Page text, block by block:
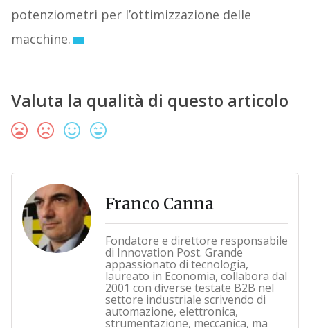
potenziometri per l’ottimizzazione delle
macchine.
Valuta la qualità di questo articolo
Franco Canna
Fondatore e direttore responsabile
di Innovation Post. Grande
appassionato di tecnologia,
laureato in Economia, collabora dal
2001 con diverse testate B2B nel
settore industriale scrivendo di
automazione, elettronica,
strumentazione, meccanica, ma